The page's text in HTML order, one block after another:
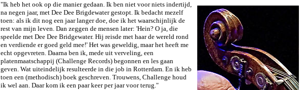
"Ik heb het ook op die manier gedaan. Ik ben niet voor niets indertijd,
na negen jaar, met Dee Dee Brigdewater gestopt. Ik bedacht mezelf
toen: als ik dit nog een jaar langer doe, doe ik het waarschijnlijk de
rest van mijn leven. Dan zeggen de mensen later: 'Hein? O ja, die
speelde met Dee Dee Bridgewater. Hij reisde met haar de wereld rond
en verdiende er goed geld mee!' Het was geweldig, maar het heeft me
echt opgevreten. Daarna ben ik, mede uit verveling, een
platenmaatschappij (Challenge Records) begonnen en les gaan
geven. Wat uiteindelijk resulteerde in die job in Rotterdam. En ik heb
toen een (methodisch) boek geschreven. Trouwens, Challenge houd
ik wel aan. Daar kom ik een paar keer per jaar voor terug."